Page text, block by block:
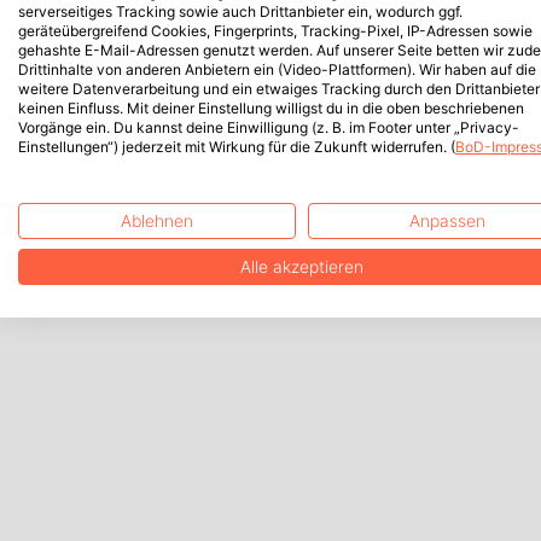
serverseitiges Tracking sowie auch Drittanbieter ein, wodurch ggf.
geräteübergreifend Cookies, Fingerprints, Tracking-Pixel, IP-Adressen sowie
gehashte E-Mail-Adressen genutzt werden. Auf unserer Seite betten wir
Drittinhalte von anderen Anbietern ein (Video-Plattformen). Wir haben auf die
weitere Datenverarbeitung und ein etwaiges Tracking durch den Drittanbieter
keinen Einfluss. Mit deiner Einstellung willigst du in die oben beschriebenen
Vorgänge ein. Du kannst deine Einwilligung (z. B. im Footer unter „Privacy-
Einstellungen“) jederzeit mit Wirkung für die Zukunft widerrufen. (BoD-
Ablehnen Anpassen
Alle akzeptieren